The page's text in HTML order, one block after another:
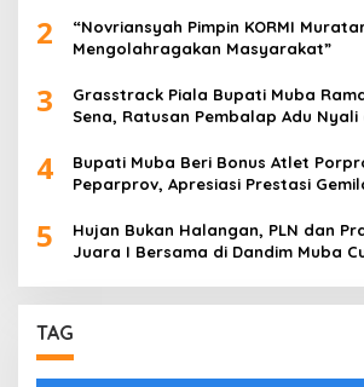
2
“Novriansyah Pimpin KORMI
Mengolahragakan Masyarakat”
3
Grasstrack Piala Bupati Muba
Sena, Ratusan Pembalap Adu Nyali
4
Bupati Muba Beri Bonus Atlet
Peparprov, Apresiasi Prestasi
5
Hujan Bukan Halangan, PLN dan
Juara I Bersama di Dandim Muba
TAG